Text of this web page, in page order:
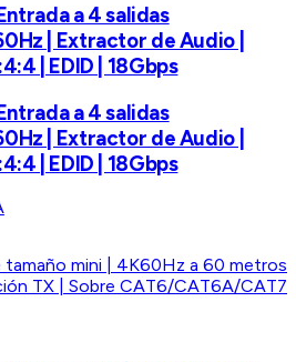
a 4 salidas
| Extractor de Audio |
| EDID | 18Gbps
a 4 salidas
| Extractor de Audio |
| EDID | 18Gbps